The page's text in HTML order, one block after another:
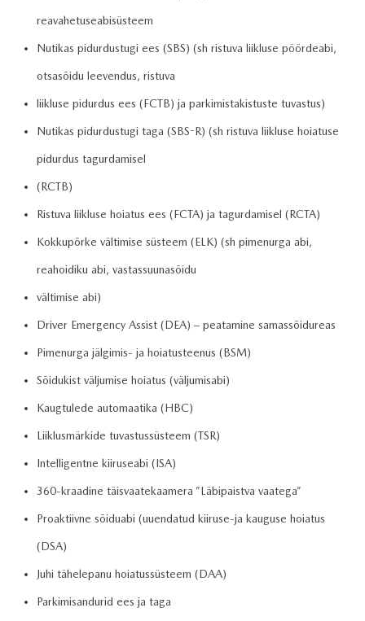
reavahetuseabisüsteem
Nutikas pidurdustugi ees (SBS) (sh ristuva liikluse pöördeabi,
otsasõidu leevendus, ristuva
liikluse pidurdus ees (FCTB) ja parkimistakistuste tuvastus)
Nutikas pidurdustugi taga (SBS-R) (sh ristuva liikluse hoiatuse
pidurdus tagurdamisel
(RCTB)
Ristuva liikluse hoiatus ees (FCTA) ja tagurdamisel (RCTA)
Kokkupõrke vältimise süsteem (ELK) (sh pimenurga abi,
reahoidiku abi, vastassuunasõidu
vältimise abi)
Driver Emergency Assist (DEA) – peatamine samassõidureas
Pimenurga jälgimis- ja hoiatusteenus (BSM)
Sõidukist väljumise hoiatus (väljumisabi)
Kaugtulede automaatika (HBC)
Liiklusmärkide tuvastussüsteem (TSR)
Intelligentne kiiruseabi (ISA)
360-kraadine täisvaatekaamera ”Läbipaistva vaatega”
Proaktiivne sõiduabi (uuendatud kiiruse-ja kauguse hoiatus
(DSA)
Juhi tähelepanu hoiatussüsteem (DAA)
Parkimisandurid ees ja taga